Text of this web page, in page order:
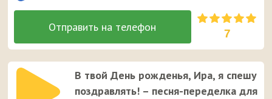
7
В твой День рожденья, Ира, я спешу
поздравлять! – песня-переделка для